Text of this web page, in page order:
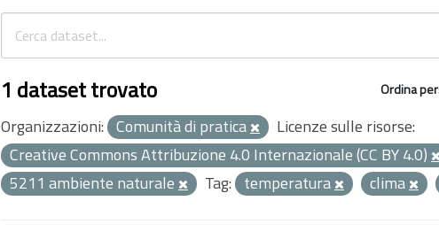
Ordina per
1 dataset trovato
Organizzazioni: Comunità di pratica
Licenze sulle risorse:
Creative Commons Attribuzione 4.0 Internazionale (CC BY 4.0)
5211 ambiente naturale
Tag: temperatura clima